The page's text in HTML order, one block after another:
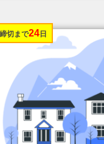
締切まで24 日